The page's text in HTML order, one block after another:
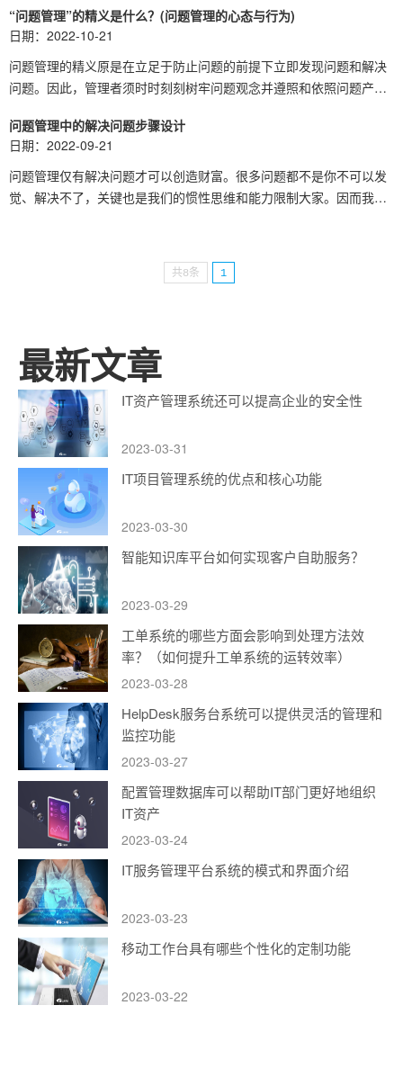
“问题管理”的精义是什么？(问题管理的心态与行为)
日期：2022-10-21
问题管理的精义原是在立足于防止问题的前提下立即发现问题和解决
问题。因此，管理者须时时刻刻树牢问题观念并遵照和依照问题产
问题管理中的解决问题步骤设计
日期：2022-09-21
问题管理仅有解决问题才可以创造财富。很多问题都不是你不可以发
觉、解决不了，关键也是我们的惯性思维和能力限制大家。因而我
共8条 1
最新文章
IT资产管理系统还可以提高企业的安全性
2023-03-31
IT项目管理系统的优点和核心功能
2023-03-30
智能知识库平台如何实现客户自助服务？
2023-03-29
工单系统的哪些方面会影响到处理方法效
率？（如何提升工单系统的运转效率）
2023-03-28
HelpDesk服务台系统可以提供灵活的管理和
监控功能
2023-03-27
配置管理数据库可以帮助IT部门更好地组织
IT资产
2023-03-24
IT服务管理平台系统的模式和界面介绍
2023-03-23
移动工作台具有哪些个性化的定制功能
2023-03-22